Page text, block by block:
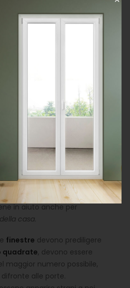
gli incentivi statali si riferiscono
dell’articolo.
secondo la quale gli
in modo da
e l’esterno della casa
è la ricerca di soluzioni
e serenità, disponendo gli
e rilassanti.
il Feng Shui
architettura, questa antica
in aiuto anche per
casa.
finestre devono prediligere
quadrate, devono essere
maggior numero possibile,
alle porte.